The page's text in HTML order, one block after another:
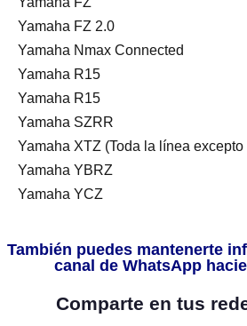
Yamaha FZ 2.0
Yamaha Nmax Connected
Yamaha R15
Yamaha R15
Yamaha SZRR
Yamaha XTZ (Toda la línea excepto
Yamaha YBRZ
Yamaha YCZ
También puedes mantenerte
canal de WhatsApp
Comparte en tus